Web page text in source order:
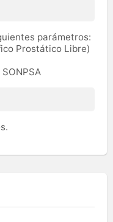
parámetros:
Prostático Libre)